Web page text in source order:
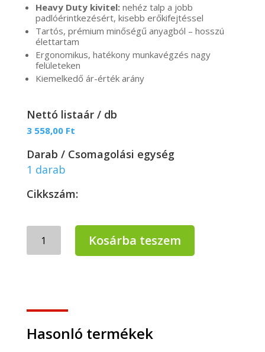
Heavy Duty kivitel:nehéz talp a jobb
padlóérintkezésért, kisebb erőkifejtéssel
Tartós, prémium minőségű anyagból – hosszú
élettartam
Ergonomikus, hatékony munkavégzés nagy
felületeken
Kiemelkedő ár-érték arány
Nettó listaár / db
3 558,00 Ft
Darab / Csomagolási egység
1 darab
Cikkszám:
Lapos
felmosófej
mennyiség
Kosárba teszem
Hasonló termékek